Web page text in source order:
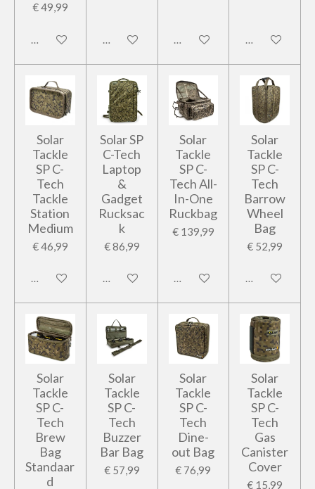
€ 49,99
In winkelwagen In winkelwagen In winkelwagen In
Solar
Tackle
SP C-
Tech
Tackle
Station
Medium
€ 46,99
In winkelwagen
Solar SP
C-Tech
Laptop
&
Gadget
Rucksac
k
€ 86,99
In winkelwagen
Solar
Tackle
SP C-
Tech All-
In-One
Ruckbag
€ 139,99
In winkelwagen
Solar
Tackle
SP C-
Tech
Barrow
Wheel
Bag
€ 52,99
In
Solar
Tackle
SP C-
Tech
Brew
Bag
Standaar
d
Solar
Tackle
SP C-
Tech
Buzzer
Bar Bag
€ 57,99
Solar
Tackle
SP C-
Tech
Dine-
out Bag
€ 76,99
Solar
Tackle
SP C-
Tech
Gas
Canister
Cover
€ 15,99